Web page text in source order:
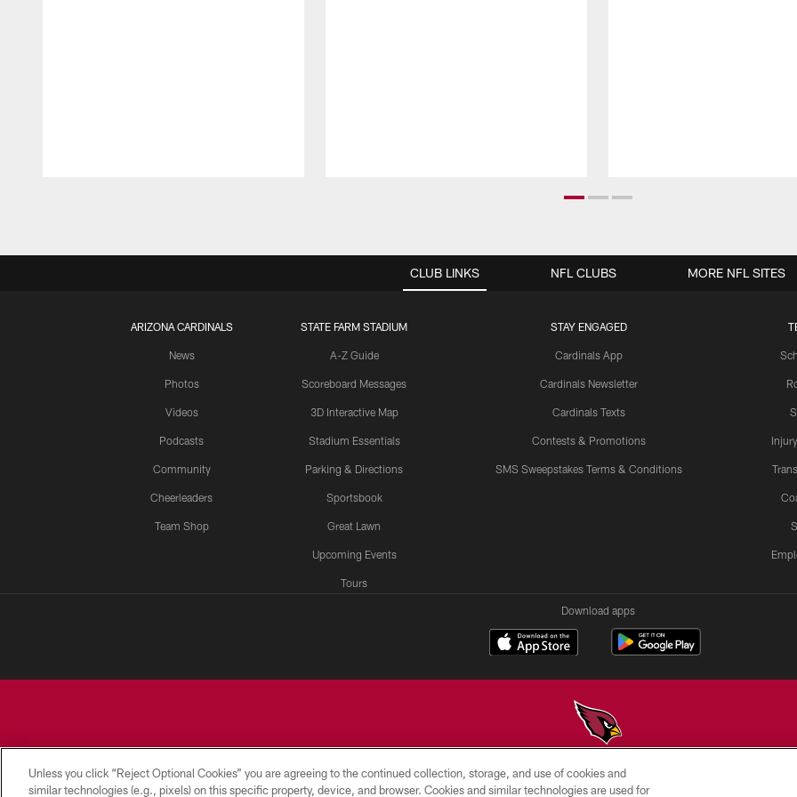
CLUB LINKS
ARIZONA CARDINALS
News
Photos
Videos
Podcasts
Community
Cheerleaders
Team Shop
STATE FARM STADIUM
A-Z Guide
Scoreboard Messages
3D Interactive Map
Stadium Essentials
Parking & Directions
Sportsbook
Great Lawn
Upcoming Events
Tours
STAY ENGAGED
Cardinals App
Cardinals Newsletter
Cardinals Texts
Contests & Promotions
SMS Sweepstakes Terms & Conditions
NFL CLUBS MORE NFL SITES
Download apps
© 2026 ARIZONA CARDINALS. ALL RIGHTS RESERVED.
Unless you click “Reject Optional Cookies” you are agreeing to the continued collection, storage, and use of cookies and
similar technologies (e.g., pixels) on this specific property, device, and browser. Cookies and similar technologies are used for